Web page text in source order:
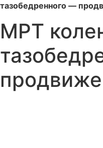
тазобедренного —
МРТ